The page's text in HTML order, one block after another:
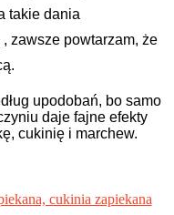
takie dania
zawsze powtarzam, że
upodobań, bo samo
daje fajne efekty
cukinię i marchew.